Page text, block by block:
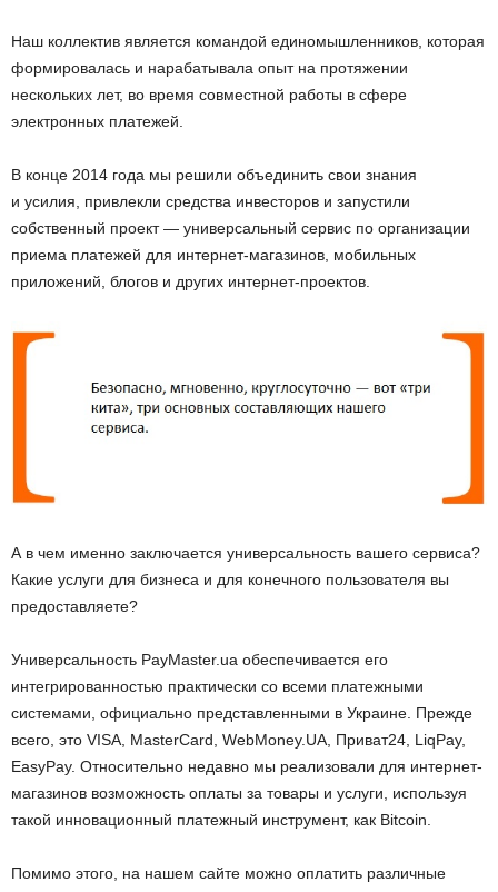
Наш коллектив является командой единомышленников, которая
формировалась и нарабатывала опыт на протяжении
нескольких лет, во время совместной работы в сфере
электронных платежей.
В конце 2014 года мы решили объединить свои знания
и усилия, привлекли средства инвесторов и запустили
собственный проект — универсальный сервис по организации
приема платежей для интернет-магазинов, мобильных
приложений, блогов и других интернет-проектов.
А в чем именно заключается универсальность вашего сервиса?
Какие услуги для бизнеса и для конечного пользователя вы
предоставляете?
Универсальность PayMaster.ua обеспечивается его
интегрированностью практически со всеми платежными
системами, официально представленными в Украине. Прежде
всего, это VISA, MasterCard, WebMoney.UA, Приват24, LiqPay,
EasyPay. Относительно недавно мы реализовали для интернет-
магазинов возможность оплаты за товары и услуги, используя
такой инновационный платежный инструмент, как Bitcoin.
Помимо этого, на нашем сайте можно оплатить различные